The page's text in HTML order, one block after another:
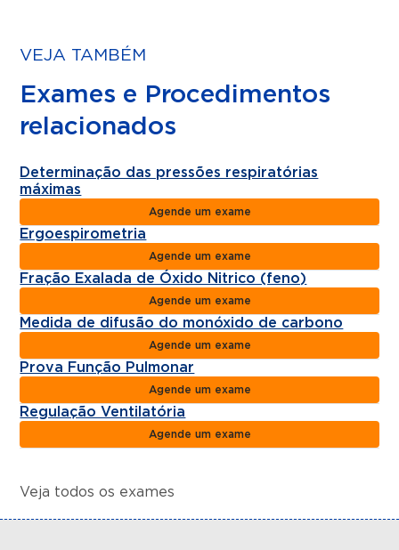
VEJA TAMBÉM
Exames e Procedimentos
relacionados
Determinação das pressões respiratórias
máximas
Agende um exame
Ergoespirometria
Agende um exame
Fração Exalada de Óxido Nitrico (feno)
Agende um exame
Medida de difusão do monóxido de carbono
Agende um exame
Prova Função Pulmonar
Agende um exame
Regulação Ventilatória
Agende um exame
Veja todos os exames